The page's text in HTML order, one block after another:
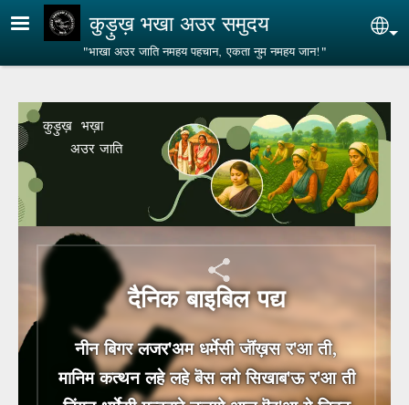
Skip to main contentकुड़ुख़ भखा अउर समुदय
"भाखा अउर जाति नमहय पहचान, एकता नुम नमहय जान!"
कुड़ुख़ भख़ा
अउर जाति
दैनिक बाइबिल पद्य
नीन बिगर लजर'अम धर्मेसी जॊंख़स र'आ ती,
मानिम कत्‍थन लहे लहे बॆस लगे सिखाब'ऊ र'आ ती